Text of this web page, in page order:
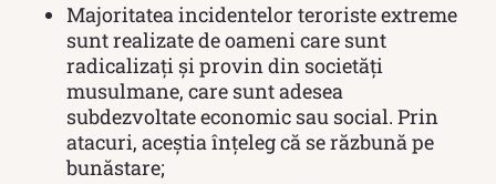
Majoritatea incidentelor teroriste extreme
sunt realizate de oameni care sunt
radicalizați și provin din societăți
musulmane, care sunt adesea
subdezvoltate economic sau social. Prin
atacuri, aceștia înțeleg că se răzbună pe
bunăstare;